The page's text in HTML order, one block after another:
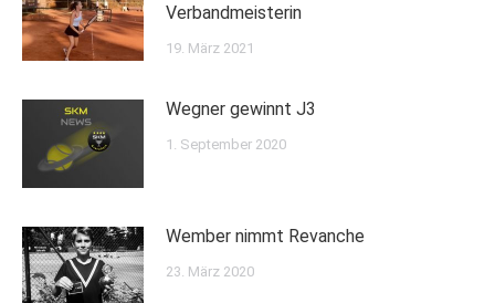
Verbandmeisterin
19. März 2021
Wegner gewinnt J3
1. September 2020
Wember nimmt Revanche
23. März 2020